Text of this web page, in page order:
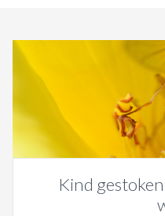
Kind